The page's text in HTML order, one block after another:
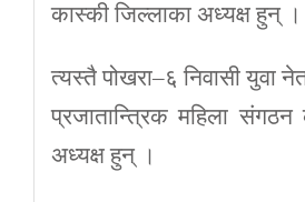
कास्की जिल्लाका अध्यक्ष हुन् ।
त्यस्तै पोखरा–६ निवासी युवा
प्रजातान्त्रिक महिला संगठन
अध्यक्ष हुन् ।